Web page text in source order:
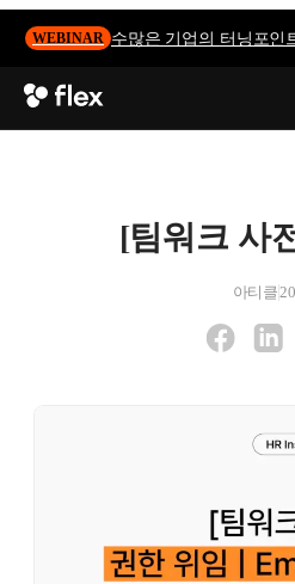
WEBINAR 수많은 기업의 터닝포인
[팀워크 사
아티클